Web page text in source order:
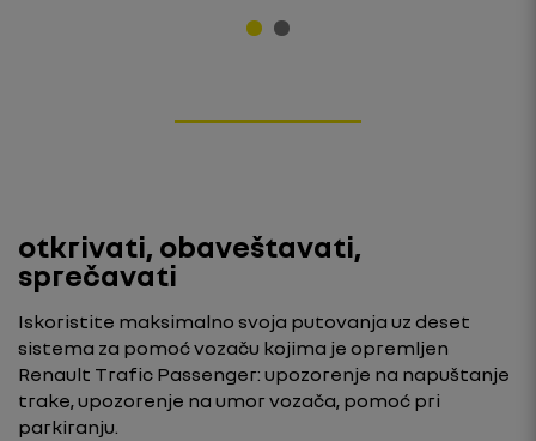
otkrivati, obaveštavati,
sprečavati
Iskoristite maksimalno svoja putovanja uz deset
sistema za pomoć vozaču kojima je opremljen
Renault Trafic Passenger: upozorenje na napuštanje
trake, upozorenje na umor vozača, pomoć pri
parkiranju.